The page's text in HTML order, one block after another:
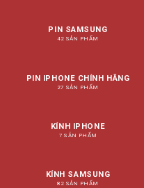
PIN SAMSUNG
42 SẢN PHẨM
PIN IPHONE CHÍNH HÃNG
27 SẢN PHẨM
KÍNH IPHONE
7 SẢN PHẨM
KÍNH SAMSUNG
82 SẢN PHẨM